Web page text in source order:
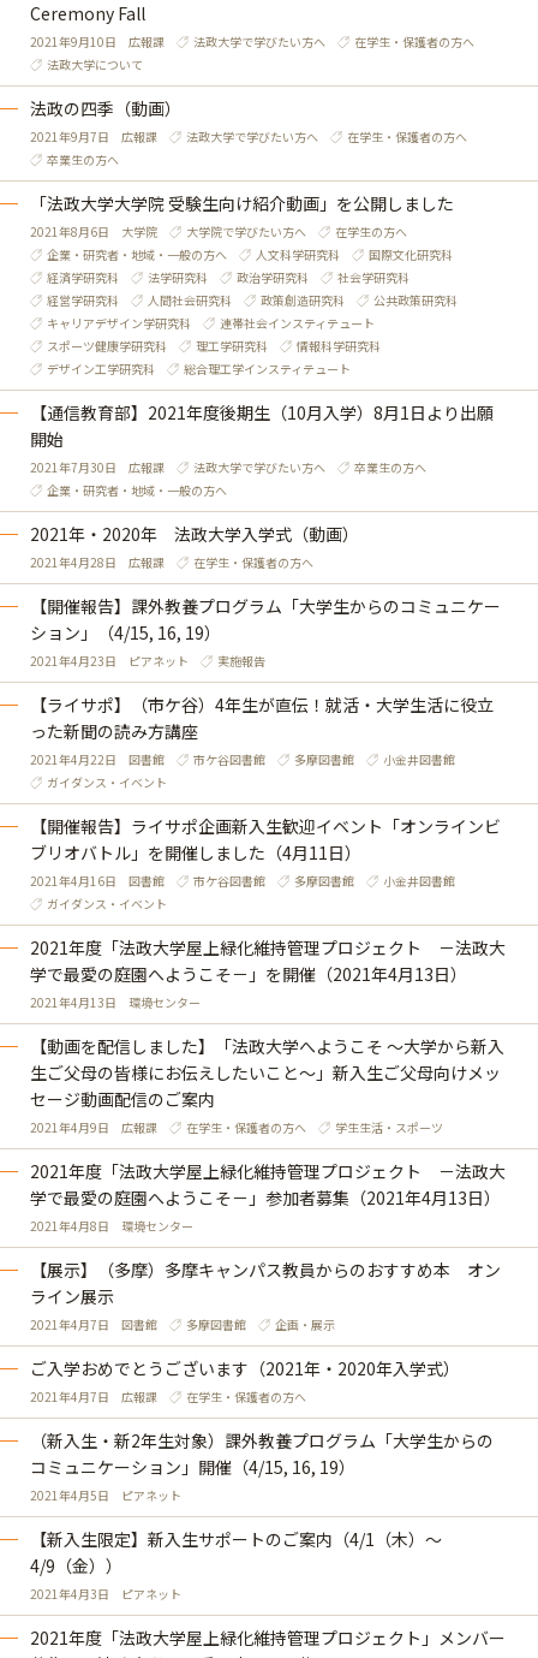
Ceremony Fall
2021年9月10日 広報課 法政大学で学びたい方へ
在学生・保護者の方へ
法政大学について
法政の四季（動画）
2021年9月7日 広報課 法政大学で学びたい方へ
在学生・保護者の方へ
卒業生の方へ
「法政大学大学院 受験生向け紹介動画」を公開しました
2021年8月6日 大学院 大学院で学びたい方へ
在学生の方へ
企業・研究者・地域・一般の方へ
人文科学研究科
国際文化研究科
経済学研究科
法学研究科 政治学研究科
社会学研究科
経営学研究科
人間社会研究科 政策創造研究科
公共政策研究科
キャリアデザイン学研究科
連帯社会インスティテュート
スポーツ健康学研究科
理工学研究科
情報科学研究科
デザイン工学研究科
総合理工学インスティテュート
【通信教育部】2021年度後期生（10月入学）8月1日より出願
開始
2021年7月30日 広報課 法政大学で学びたい方へ
卒業生の方へ
企業・研究者・地域・一般の方へ
2021年・2020年 法政大学入学式（動画）
2021年4月28日 広報課 在学生・保護者の方へ
【開催報告】課外教養プログラム「大学生からのコミュニケー
ション」（4/15, 16, 19）
2021年4月23日 ピアネット 実施報告
【ライサポ】（市ケ谷）4年生が直伝！就活・大学生活に役立
った新聞の読み方講座
2021年4月22日 図書館 市ケ谷図書館 多摩図書館
小金井図書館
ガイダンス・イベント
【開催報告】ライサポ企画新入生歓迎イベント「オンラインビ
ブリオバトル」を開催しました（4月11日）
2021年4月16日 図書館 市ケ谷図書館 多摩図書館
小金井図書館
ガイダンス・イベント
2021年度「法政大学屋上緑化維持管理プロジェクト －法政大
学で最愛の庭園へようこそ－」を開催（2021年4月13日）
2021年4月13日 環境センター
【動画を配信しました】「法政大学へようこそ ～大学から新入
生ご父母の皆様にお伝えしたいこと～」新入生ご父母向けメッ
セージ動画配信のご案内
2021年4月9日 広報課 在学生・保護者の方へ 学生生活・スポーツ
2021年度「法政大学屋上緑化維持管理プロジェクト －法政大
学で最愛の庭園へようこそ－」参加者募集（2021年4月13日）
2021年4月8日 環境センター
【展示】（多摩）多摩キャンパス教員からのおすすめ本 オン
ライン展示
2021年4月7日 図書館 多摩図書館 企画・展示
ご入学おめでとうございます（2021年・2020年入学式）
2021年4月7日 広報課 在学生・保護者の方へ
（新入生・新2年生対象）課外教養プログラム「大学生からの
コミュニケーション」開催（4/15, 16, 19）
2021年4月5日 ピアネット
【新入生限定】新入生サポートのご案内（4/1（木）～
4/9（金））
2021年4月3日 ピアネット
2021年度「法政大学屋上緑化維持管理プロジェクト」メンバー